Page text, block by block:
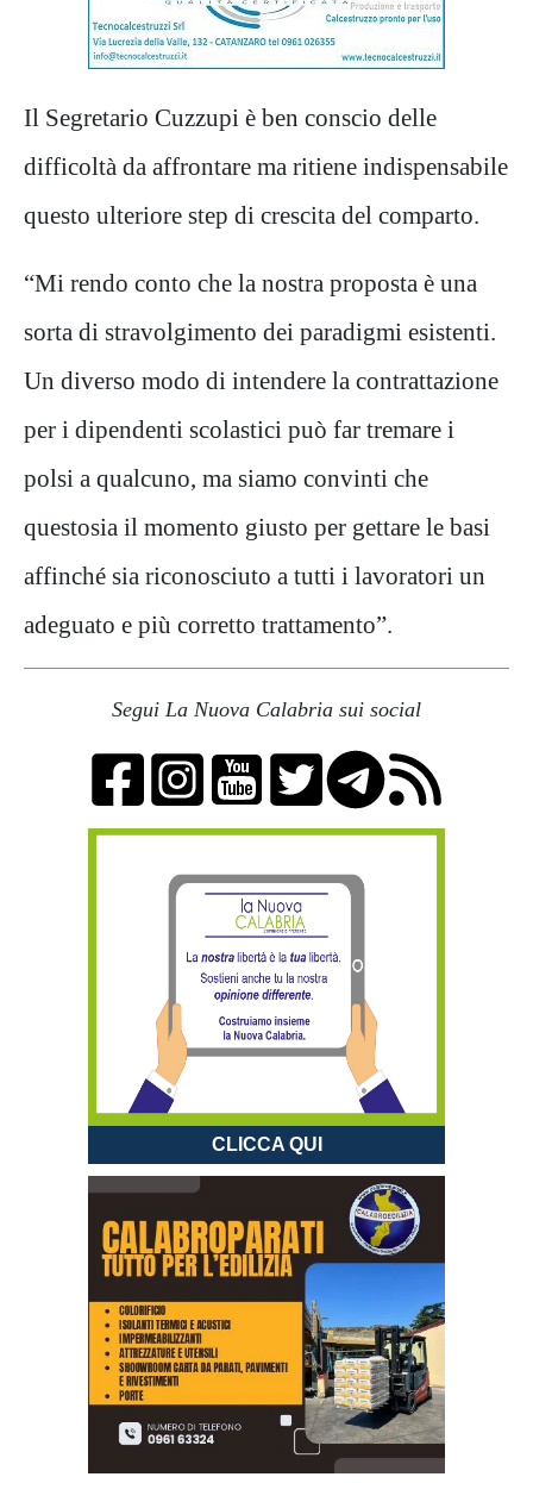
Il Segretario Cuzzupi è ben conscio delle
difficoltà da affrontare ma ritiene indispensabile
questo ulteriore step di crescita del comparto.
“Mi rendo conto che la nostra proposta è una
sorta di stravolgimento dei paradigmi esistenti.
Un diverso modo di intendere la contrattazione
per i dipendenti scolastici può far tremare i
polsi a qualcuno, ma siamo convinti che
questosia il momento giusto per gettare le basi
affinché sia riconosciuto a tutti i lavoratori un
adeguato e più corretto trattamento”.
Segui La Nuova Calabria sui social
CLICCA QUI